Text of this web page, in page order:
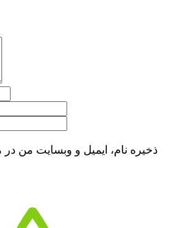
ذخیره نام، ایمیل و وبسایت من